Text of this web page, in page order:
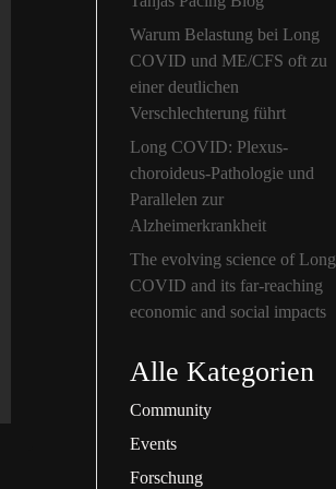
Warum Belastung bei Long
COVID und ME/CFS oft zu
einer deutlichen
Verschlechterung führt
Long COVID: Plexus-
choroideus-Pathologie und
Parallelen zur
Alzheimerkrankheit
The evolving science of Long
COVID and its far-reaching
economic and social impacts
Alle Kategorien
Community
Events
Forschung